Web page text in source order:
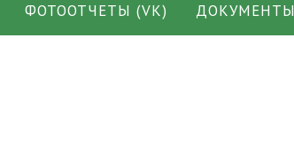
ФОТООТЧЕТЫ (VK) ДОКУМЕНТЫ